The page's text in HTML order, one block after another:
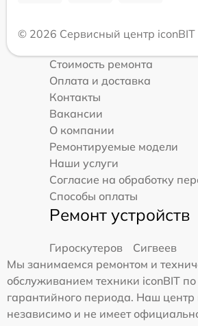
© 2026 Сервисный центр iconBIT
Стоимость ремонта
Оплата и доставка
Контакты
Вакансии
О компании
Ремонтируемые модели
Наши услуги
Согласие на обработку
Способы оплаты
Ремонт устройств
Гироскутеров
Сигвеев
Мы занимаемся ремонтом и
обслуживанием техники iconBIT по
гарантийного периода. Наш центр
независимо и не имеет